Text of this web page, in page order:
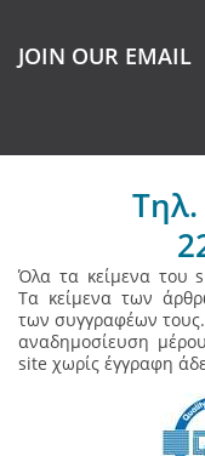
JOIN OUR EMAIL
Όλα τα κείμενα του
Τα κείμενα των
των συγγραφέων
αναδημοσίευση
site χωρίς έγγραφη